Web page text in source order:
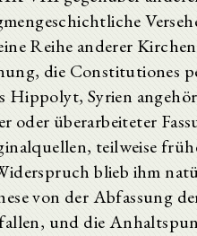
Reihe anderer
die Constitutiones
Hippolyt, Syrien
oder überarbeiteter
teilweise
blieb ihm
von der Abfassung
und die